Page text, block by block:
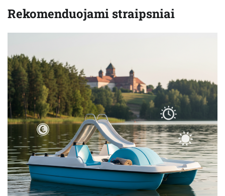
Rekomenduojami straipsniai